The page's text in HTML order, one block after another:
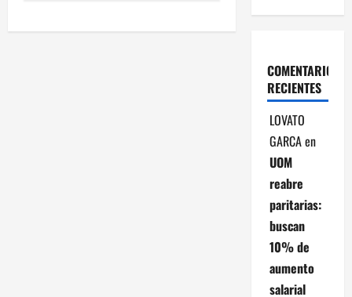
COMENTARIOS
RECIENTES
LOVATO
GARCAen
UOM
reabre
paritarias:
buscan
10% de
aumento
salarial